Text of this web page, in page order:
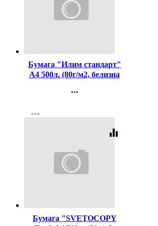
Бумага "Илим стандарт"
А4 500л. (80г/м2, белизна
...
Регистрация
more_horiz
equalizer
Бумага "SVETOCOPY